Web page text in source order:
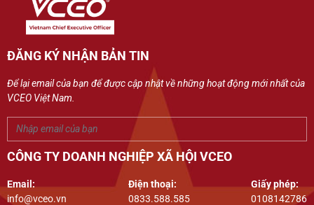
ĐĂNG KÝ NHẬN BẢN TIN
Để lại email của bạn để được cập nhật về những hoạt động mới nhất của
VCEO Việt Nam.
CÔNG TY DOANH NGHIỆP XÃ HỘI VCEO
Email:
info@vceo.vn
Điện thoại:
0833.588.585
Giấy phép:
0108142786